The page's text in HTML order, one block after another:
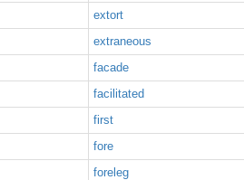
extort
extraneous
facade
facilitated
first
fore
foreleg